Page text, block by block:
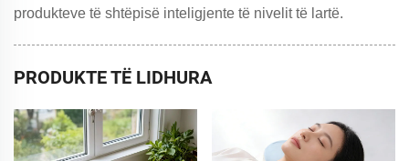
produkteve të shtëpisë inteligjente të nivelit të lartë.
PRODUKTE TË LIDHURA